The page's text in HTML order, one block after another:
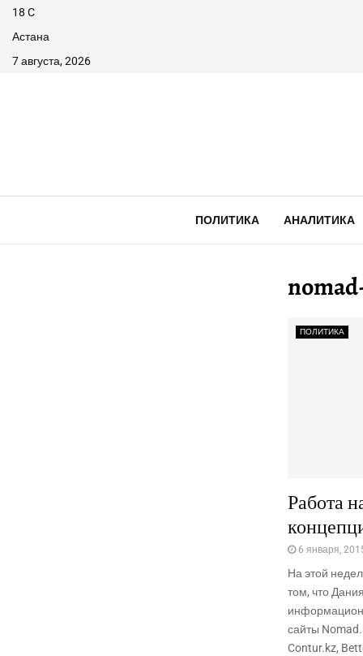
18 C
Астана
7 августа, 2026
ПОЛИТИКА АНАЛИТИКА
ПОЛИТИКА
Работа
6 января,
На этой
том, что
сайты
Contur.kz,